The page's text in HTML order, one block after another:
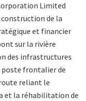
Limited
construction de la
et financier
sur la rivière
des infrastructures
poste frontalier de
reliant le
et la réhabilitation de